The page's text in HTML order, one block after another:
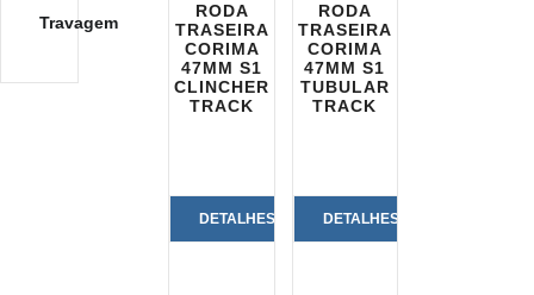
RODA
TRASEIRA
CORIMA
47MM S1
CLINCHER
TRACK
DETALHES
RODA
TRASEIRA
CORIMA
47MM S1
TUBULAR
TRACK
DETALHES
Travagem